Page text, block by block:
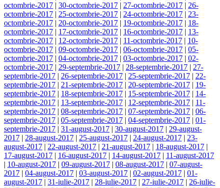
octombrie-2017 | 30-octombrie-2017 | 27-octombrie-2017 | 26-
octombrie-2017 | 25-octombrie-2017 | 24-octombrie-2017 | 23-
octombrie-2017 | 20-octombrie-2017 | 19-octombrie-2017 | 18-
octombrie-2017 | 17-octombrie-2017 | 16-octombrie-2017 | 13-
octombrie-2017 | 12-octombrie-2017 | 11-octombrie-2017 | 10-
octombrie-2017 | 09-octombrie-2017 | 06-octombrie-2017 | 05-
octombrie-2017 | 04-octombrie-2017 | 03-octombrie-2017 | 02-
octombrie-2017 | 29-septembrie-2017 | 28-septembrie-2017 | 27-
septembrie-2017 | 26-septembrie-2017 | 25-septembrie-2017 | 22-
septembrie-2017 | 21-septembrie-2017 | 20-septembrie-2017 | 19-
septembrie-2017 | 18-septembrie-2017 | 15-septembrie-2017 | 14-
septembrie-2017 | 13-septembrie-2017 | 12-septembrie-2017 | 11-
septembrie-2017 | 08-septembrie-2017 | 07-septembrie-2017 | 06-
septembrie-2017 | 05-septembrie-2017 | 04-septembrie-2017 | 01-
septembrie-2017 | 31-august-2017 | 30-august-2017 | 29-august-
2017 | 28-august-2017 | 25-august-2017 | 24-august-2017 | 23-
august-2017 | 22-august-2017 | 21-august-2017 | 18-august-2017 |
17-august-2017 | 16-august-2017 | 14-august-2017 | 11-august-2017
| 10-august-2017 | 09-august-2017 | 08-august-2017 | 07-august-
2017 | 04-august-2017 | 03-august-2017 | 02-august-2017 | 01-
august-2017 | 31-iulie-2017 | 28-iulie-2017 | 27-iulie-2017 | 26-iulie-